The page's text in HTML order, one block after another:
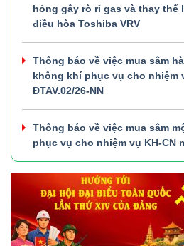
hỏng gây rò rỉ gas và thay thế
điều hòa Toshiba VRV
Thông báo về việc mua sắm
không khí phục vụ cho nhiệm
ĐTAV.02/26-NN
Thông báo về việc mua sắm
phục vụ cho nhiệm vụ KH-CN